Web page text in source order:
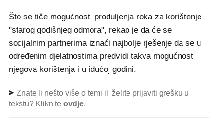
Što se tiče mogućnosti produljenja roka za korištenje
"starog godišnjeg odmora", rekao je da će se
socijalnim partnerima iznaći najbolje rješenje da se u
određenim djelatnostima predvidi takva mogućnost
njegova korištenja i u idućoj godini.
Znate li nešto više o temi ili želite prijaviti grešku u
tekstu? Kliknite ovdje.